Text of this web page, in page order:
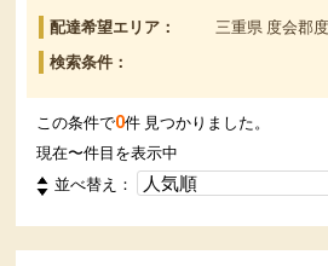
配達希望エリア：
三重県 度会郡
検索条件：
この条件で0件 見つかりました。
現在〜件目を表示中
並べ替え：